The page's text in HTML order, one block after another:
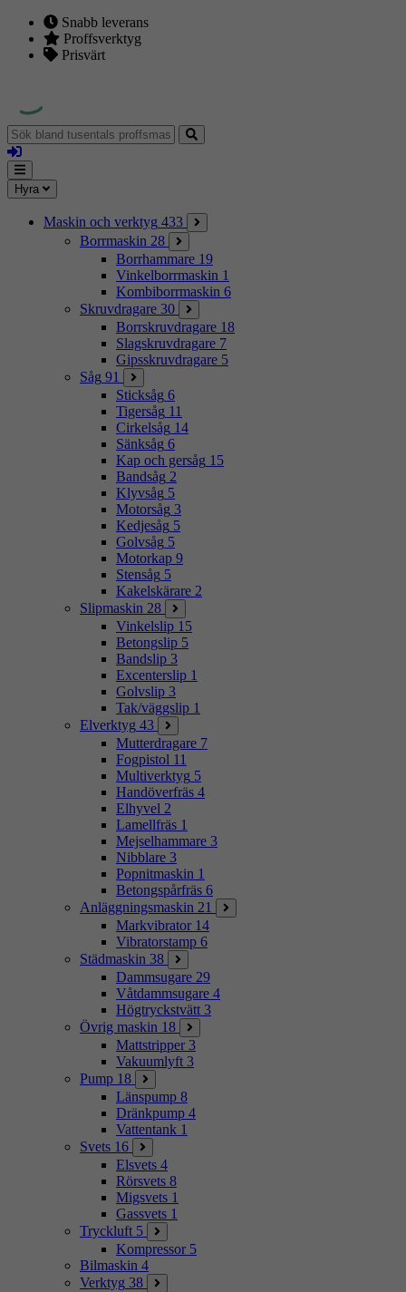
Snabb leverans
Proffsverktyg
Prisvärt
Sök
bland
tusentals
proffsmaskiner
Logga
in
Mina
sidor
Meny
Hyra
Maskin och verktyg 433
Borrmaskin 28
Borrhammare 19
Vinkelborrmaskin 1
Kombiborrmaskin 6
Skruvdragare 30
Borrskruvdragare 18
Slagskruvdragare 7
Gipsskruvdragare 5
Såg 91
Sticksåg 6
Tigersåg 11
Cirkelsåg 14
Sänksåg 6
Kap och gersåg 15
Bandsåg 2
Klyvsåg 5
Motorsåg 3
Kedjesåg 5
Golvsåg 5
Motorkap 9
Stensåg 5
Kakelskärare 2
Slipmaskin 28
Vinkelslip 15
Betongslip 5
Bandslip 3
Excenterslip 1
Golvslip 3
Tak/väggslip 1
Elverktyg 43
Mutterdragare 7
Fogpistol 11
Multiverktyg 5
Handöverfräs 4
Elhyvel 2
Lamellfräs 1
Mejselhammare 3
Nibblare 3
Popnitmaskin 1
Betongspårfräs 6
Anläggningsmaskin 21
Markvibrator 14
Vibratorstamp 6
Städmaskin 38
Dammsugare 29
Våtdammsugare 4
Högtryckstvätt 3
Övrig maskin 18
Mattstripper 3
Vakuumlyft 3
Pump 18
Länspump 8
Dränkpump 4
Vattentank 1
Svets 16
Elsvets 4
Rörsvets 8
Migsvets 1
Gassvets 1
Tryckluft 5
Kompressor 5
Bilmaskin 4
Verktyg 38